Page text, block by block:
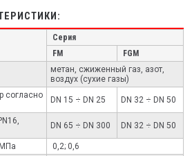
Серия
FM
FGM
метан, сжиженный газ, азот,
воздух (сухие газы)
согласно
DN 15 ÷ DN 25 DN 32 ÷ DN 50
DN 65 ÷ DN 300 DN 32 ÷ DN 50
0,2; 0,6